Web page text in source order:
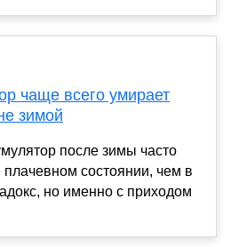
чаще всего умирает
зимой
после зимы часто
плачевном состоянии, чем в
но именно с приходом